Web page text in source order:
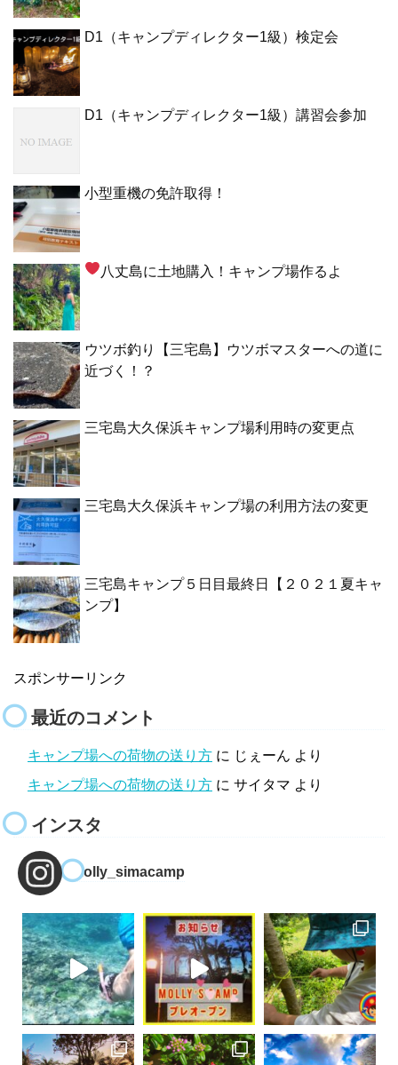
D1（キャンプディレクター1級）検定会
D1（キャンプディレクター1級）講習会参加
小型重機の免許取得！
八丈島に土地購入！キャンプ場作るよ
ウツボ釣り【三宅島】ウツボマスターへの道に
近づく！？
三宅島大久保浜キャンプ場利用時の変更点
三宅島大久保浜キャンプ場の利用方法の変更
三宅島キャンプ５日目最終日【２０２１夏キャ
ンプ】
スポンサーリンク
最近のコメント
キャンプ場への荷物の送り方 に じぇーん より
キャンプ場への荷物の送り方 に サイタマ より
インスタ
molly_simacamp